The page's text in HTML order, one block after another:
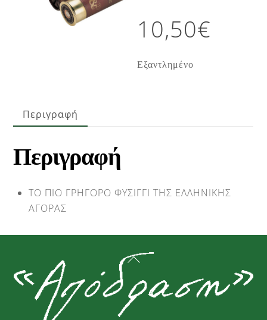
10,50€
Εξαντλημένο
Περιγραφή
Περιγραφή
ΤΟ ΠΙΟ ΓΡΗΓΟΡΟ ΦΥΣΙΓΓΙ ΤΗΣ ΕΛΛΗΝΙΚΗΣ
ΑΓΟΡΑΣ
Back
Top